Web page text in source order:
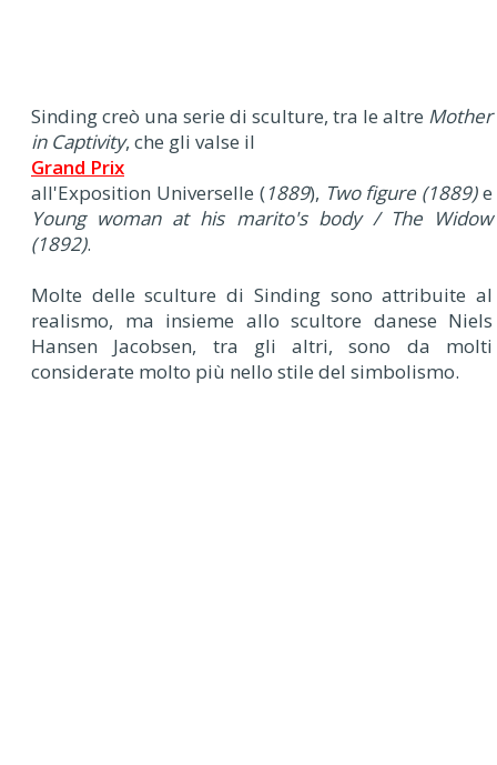
Sinding creò una serie di sculture, tra le altre Mother
in Captivity, che gli valse il
Grand Prix
all'Exposition Universelle (1889), Two figure (1889)e
Young woman at his marito's body / The Widow
(1892).
Molte delle sculture di Sinding sono attribuite al
realismo, ma insieme allo scultore danese Niels
Hansen Jacobsen, tra gli altri, sono da molti
considerate molto più nello stile del simbolismo.